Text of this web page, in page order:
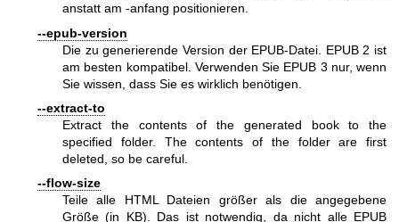
anstatt am -anfang positionieren.
--epub-version
Die zu generierende Version der EPUB-Datei. EPUB 2 ist
am besten kompatibel. Verwenden Sie EPUB 3 nur, wenn
Sie wissen, dass Sie es wirklich benötigen.
--extract-to
Extract the contents of the generated book to the
specified folder. The contents of the folder are first
deleted, so be careful.
--flow-size
Teile alle HTML Dateien größer als die angegebene
Größe (in KB). Das ist notwendig, da nicht alle EPUB